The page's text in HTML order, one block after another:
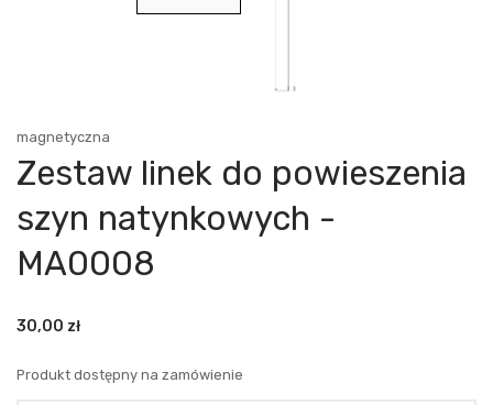
magnetyczna
Zestaw linek do powieszenia
szyn natynkowych -
MA0008
30,00 zł
Produkt dostępny na zamówienie